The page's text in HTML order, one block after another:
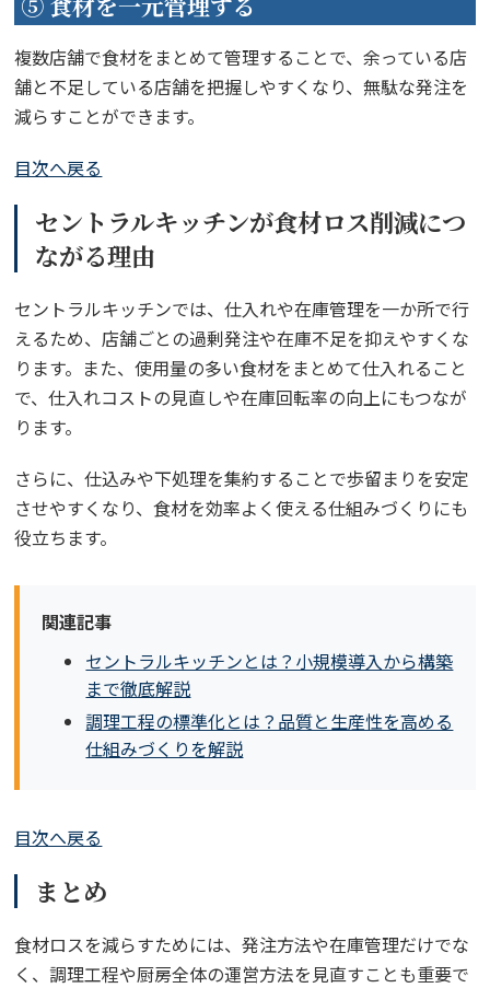
複数店舗で食材をまとめて管理することで、余っている店
舗と不足している店舗を把握しやすくなり、無駄な発注を
減らすことができます。
目次へ戻る
セントラルキッチンが食材ロス削減につ
ながる理由
セントラルキッチンでは、仕入れや在庫管理を一か所で行
えるため、店舗ごとの過剰発注や在庫不足を抑えやすくな
ります。また、使用量の多い食材をまとめて仕入れること
で、仕入れコストの見直しや在庫回転率の向上にもつなが
ります。
さらに、仕込みや下処理を集約することで歩留まりを安定
させやすくなり、食材を効率よく使える仕組みづくりにも
役立ちます。
関連記事
セントラルキッチンとは？小規模導入から構築
まで徹底解説
調理工程の標準化とは？品質と生産性を高める
仕組みづくりを解説
目次へ戻る
まとめ
食材ロスを減らすためには、発注方法や在庫管理だけでな
く、調理工程や厨房全体の運営方法を見直すことも重要で